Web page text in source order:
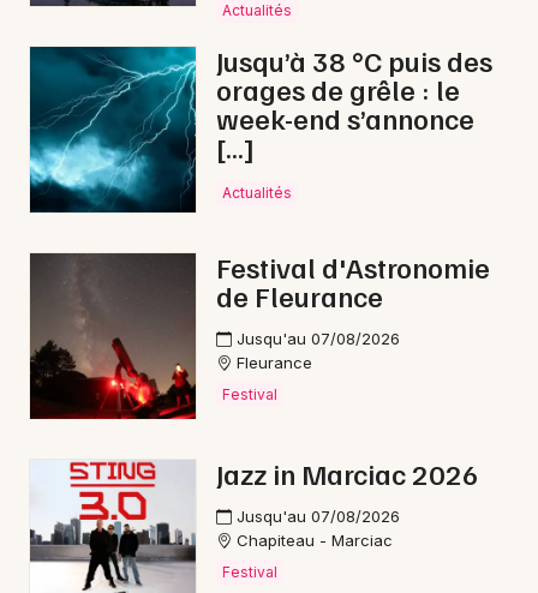
Newsletter des sorties
Artistes en tournée
Actus dans le Gers
Magazine dans le Gers
32 - Gers
Choisir mes départements
Actualités
Jusqu’à 38 °C puis des
orages de grêle : le
week-end s’annonce
[…]
Actualités
Festival d'Astronomie
de Fleurance
Jusqu'au 07/08/2026
Fleurance
Festival
Jazz in Marciac 2026
Jusqu'au 07/08/2026
Chapiteau - Marciac
Festival